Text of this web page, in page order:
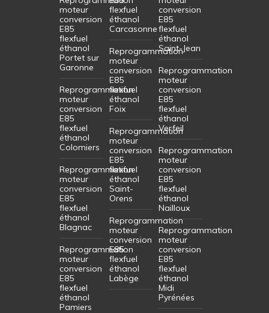
moteur
conversion
E85
flexfuel
éthanol
Portet sur
Garonne
Reprogrammation
moteur
conversion
E85
flexfuel
éthanol
Colomiers
Reprogrammation
moteur
conversion
E85
flexfuel
éthanol
Blagnac
Reprogrammation
moteur
conversion
E85
flexfuel
éthanol
Pamiers
flexfuel
éthanol
Carcasonne
Reprogrammation
moteur
conversion
E85
flexfuel
éthanol
Foix
Reprogrammation
moteur
conversion
E85
flexfuel
éthanol
Saint-
Orens
Reprogrammation
moteur
conversion
E85
flexfuel
éthanol
Labège
conversion
E85
flexfuel
éthanol
Saint-Jean
Reprogrammation
moteur
conversion
E85
flexfuel
éthanol
Verfeil
Reprogrammation
moteur
conversion
E85
flexfuel
éthanol
Nailloux
Reprogrammation
moteur
conversion
E85
flexfuel
éthanol
Midi
Pyrénées